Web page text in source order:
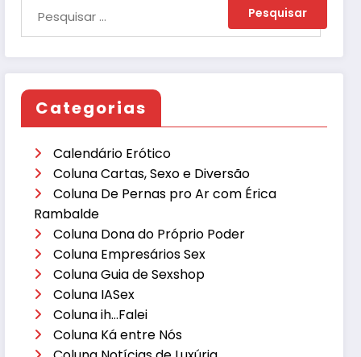
Categorias
Calendário Erótico
Coluna Cartas, Sexo e Diversão
Coluna De Pernas pro Ar com Érica
Rambalde
Coluna Dona do Próprio Poder
Coluna Empresários Sex
Coluna Guia de Sexshop
Coluna IASex
Coluna ih…Falei
Coluna Ká entre Nós